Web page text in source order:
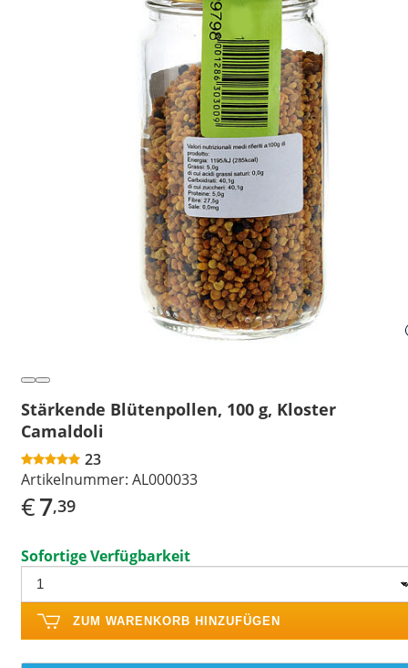
Stärkende Blütenpollen, 100 g, Kloster
Camaldoli
23
Artikelnummer: AL000033
€7,39
Sofortige Verfügbarkeit
ZUM WARENKORB HINZUFÜGEN